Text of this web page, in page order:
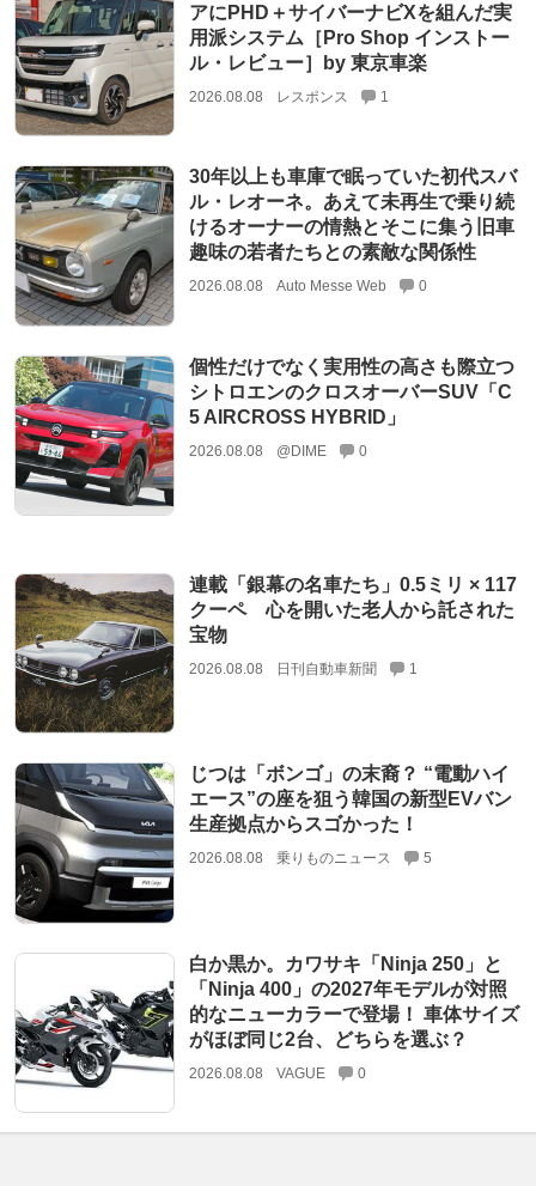
アにPHD＋サイバーナビXを組んだ実
用派システム［Pro Shop インストー
ル・レビュー］by 東京車楽
2026.08.08 レスポンス 1
30年以上も車庫で眠っていた初代スバ
ル・レオーネ。あえて未再生で乗り続
けるオーナーの情熱とそこに集う旧車
趣味の若者たちとの素敵な関係性
2026.08.08 Auto Messe Web 0
個性だけでなく実用性の高さも際立つ
シトロエンのクロスオーバーSUV「C
5 AIRCROSS HYBRID」
2026.08.08 @DIME 0
連載「銀幕の名車たち」0.5ミリ × 117
クーペ 心を開いた老人から託された
宝物
2026.08.08 日刊自動車新聞 1
じつは「ボンゴ」の末裔？ “電動ハイ
エース”の座を狙う韓国の新型EVバン
生産拠点からスゴかった！
2026.08.08 乗りものニュース 5
白か黒か。カワサキ「Ninja 250」と
「Ninja 400」の2027年モデルが対照
的なニューカラーで登場！ 車体サイズ
がほぼ同じ2台、どちらを選ぶ？
2026.08.08 VAGUE 0